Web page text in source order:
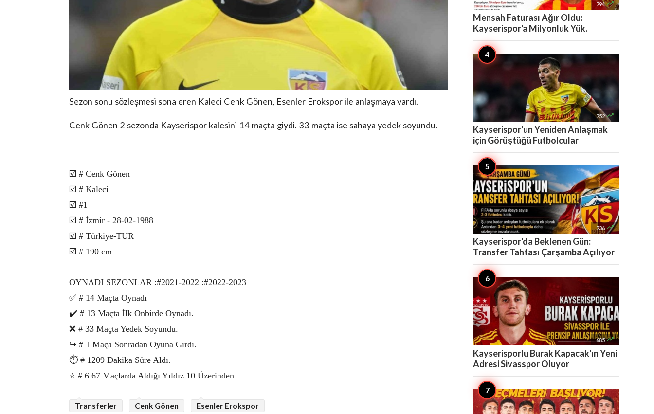
Sezon sonu sözleşmesi sona eren Kaleci Cenk Gönen, Esenler Erokspor ile anlaşmaya vardı.
Cenk Gönen 2 sezonda Kayserispor kalesini 14 maçta giydi. 33 maçta ise sahaya yedek soyundu.
☑️ # Cenk Gönen
☑️ # Kaleci
☑️ #1
☑️ # İzmir - 28-02-1988
☑️ # Türkiye-TUR
☑️ # 190 cm
OYNADI SEZONLAR :#2021-2022 :#2022-2023
✅ # 14 Maçta Oynadı
✔️ # 13 Maçta İlk Onbirde Oynadı.
❌ # 33 Maçta Yedek Soyundu.
↪️ # 1 Maça Sonradan Oyuna Girdi.
⏱️ # 1209 Dakika Süre Aldı.
⭐ # 6.67 Maçlarda Aldığı Yıldız 10 Üzerinden
Transferler Cenk Gönen Esenler Erokspor
794 
Mensah Faturası Ağır Oldu:
Kayserispor'a Milyonluk Yük.
752 
Kayserispor'un Yeniden Anlaşmak
için Görüştüğü Futbolcular
736 
Kayserispor'da Beklenen Gün:
Transfer Tahtası Çarşamba Açılıyor
685 
Kayserisporlu Burak Kapacak'ın Yeni
Adresi Sivasspor Oluyor